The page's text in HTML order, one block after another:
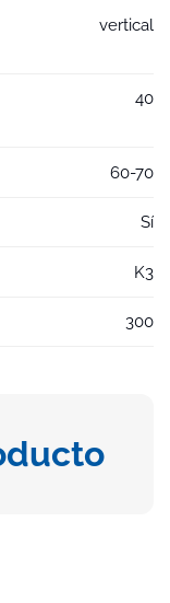
vertical
40
60-70
Sí
K3
300